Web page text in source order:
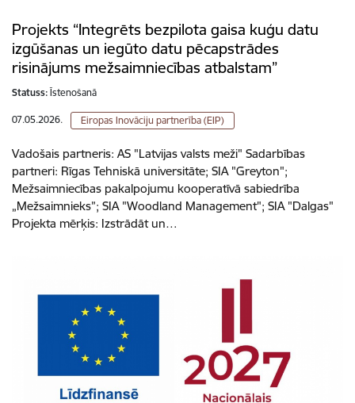
Projekts “Integrēts bezpilota gaisa kuģu datu
izgūšanas un iegūto datu pēcapstrādes
risinājums mežsaimniecības atbalstam”
Statuss: Īstenošanā
07.05.2026. Eiropas Inovāciju partnerība (EIP)
Vadošais partneris: AS "Latvijas valsts meži" Sadarbības
partneri: Rīgas Tehniskā universitāte; SIA "Greyton";
Mežsaimniecības pakalpojumu kooperatīvā sabiedrība
„Mežsaimnieks”; SIA "Woodland Management"; SIA "Dalgas"
Projekta mērķis: Izstrādāt un…